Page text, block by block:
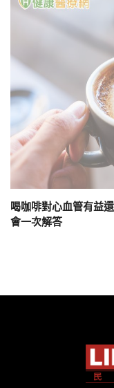
喝咖啡對心血管有益
會一次解答